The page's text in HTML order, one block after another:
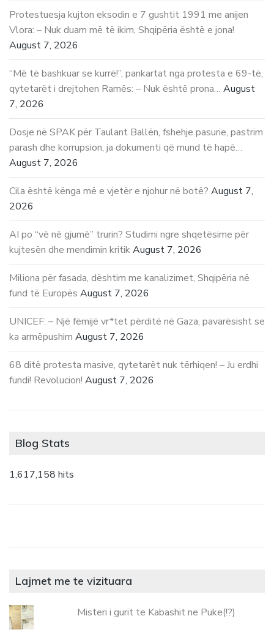
Protestuesja kujton eksodin e 7 gushtit 1991 me anijen
Vlora: – Nuk duam më të ikim, Shqipëria është e jona!
August 7, 2026
“Më të bashkuar se kurrë!”, pankartat nga protesta e 69-të,
qytetarët i drejtohen Ramës: – Nuk është prona… August
7, 2026
Dosje në SPAK për Taulant Ballën, fshehje pasurie, pastrim
parash dhe korrupsion, ja dokumenti që mund të hapë…
August 7, 2026
Cila është kënga më e vjetër e njohur në botë? August 7,
2026
AI po “vë në gjumë” trurin? Studimi ngre shqetësime për
kujtesën dhe mendimin kritikAugust 7, 2026
Miliona për fasada, dështim me kanalizimet, Shqipëria në
fund të Europës August 7, 2026
UNICEF: – Një fëmijë vr*tet përditë në Gaza, pavarësisht se
ka armëpushim August 7, 2026
68 ditë protesta masive, qytetarët nuk tërhiqen! – Ju erdhi
fundi! Revolucion! August 7, 2026
Blog Stats
1,617,158 hits
Lajmet me te vizituara
Misteri i gurit te Kabashit ne Puke(!?)